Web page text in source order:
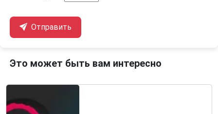
Отправить
Это может быть вам интересно